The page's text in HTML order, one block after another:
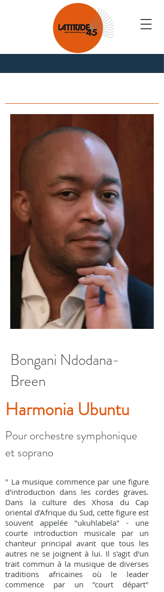
Nouvelles
Bongani Ndodana-
Breen
Harmonia Ubuntu
Pour orchestre symphonique
et soprano
" La musique commence par une figure
d'introduction dans les cordes graves.
Dans la culture des Xhosa du Cap
oriental d'Afrique du Sud, cette figure est
souvent appelée "ukuhlabela" - une
courte introduction musicale par un
chanteur principal avant que tous les
autres ne se joignent à lui. Il s'agit d'un
trait commun à la musique de diverses
traditions africaines où le leader
commence par un "court départ"